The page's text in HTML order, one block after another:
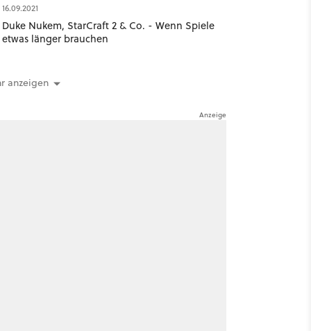
16.09.2021
Duke Nukem, StarCraft 2 & Co. - Wenn Spiele
etwas länger brauchen
anzeigen